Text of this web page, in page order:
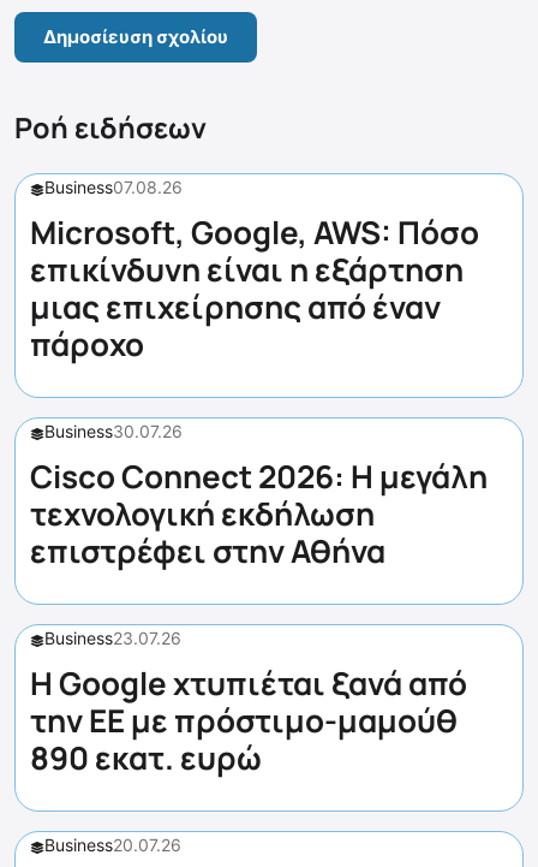
Ροή ειδήσεων
Business07.08.26
Microsoft, Google, AWS: Πόσο
επικίνδυνη είναι η εξάρτηση
μιας επιχείρησης από έναν
πάροχο
Business30.07.26
Cisco Connect 2026: Η μεγάλη
τεχνολογική εκδήλωση
επιστρέφει στην Αθήνα
Business23.07.26
Η Google χτυπιέται ξανά από
την ΕΕ με πρόστιμο-μαμούθ
890 εκατ. ευρώ
Business20.07.26